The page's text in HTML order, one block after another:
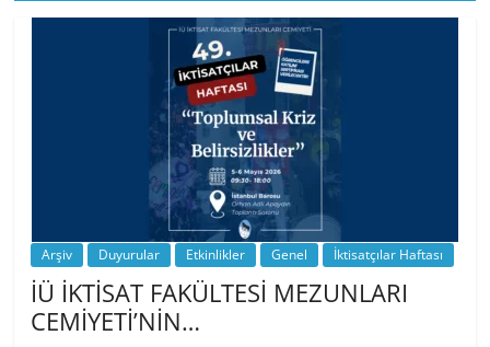
BİZ İKTİSATLILAR: İÇİMİZDEN BİRİ PROF.
…
Arşiv Duyurular Etkinlikler Genel İktisatçılar Haftası
İÜ İKTİSAT FAKÜLTESİ MEZUNLARI
CEMİYETİ’NİN…